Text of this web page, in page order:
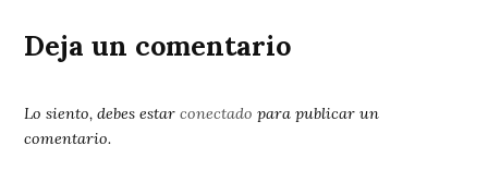
Deja un comentario
Lo siento, debes estarconectado para publicar un
comentario.